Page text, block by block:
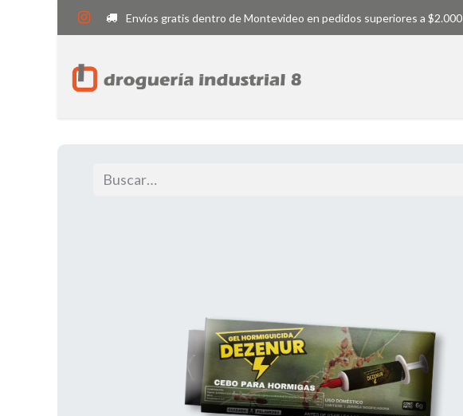
Envíos gratis dentro de Montevideo en pedidos superiores a $2.000